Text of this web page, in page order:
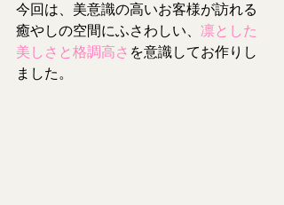
今回は、美意識の高いお客様が訪れる
癒やしの空間にふさわしい、 凛とした
美しさと格調高さ を意識してお作りし
ました。